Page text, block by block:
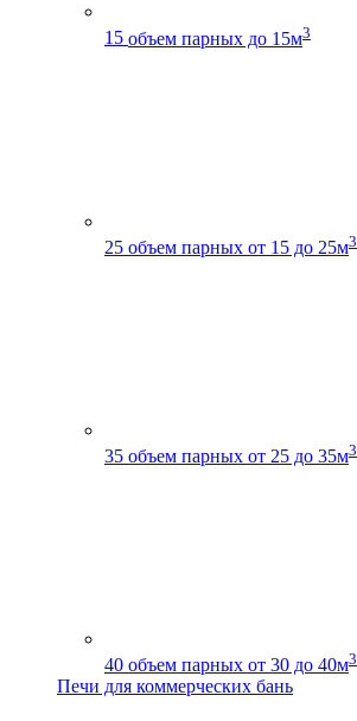
15 объем парных до 15м3
25 объем парных от 15 до 25м3
35 объем парных от 25 до 35м3
40 объем парных от 30 до 40м3
Печи для коммерческих бань